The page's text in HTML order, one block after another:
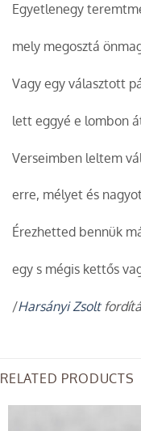
Egyetlenegy
mely megosztá
Vagy egy választott
lett eggyé e lombon
Verseimben leltem
erre, mélyet és
Érezhetted bennük
egy s mégis kettős
/Harsányi Zsolt
RELATED PRODUCTS